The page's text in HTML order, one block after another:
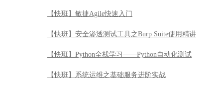
【快班】敏捷Agile快速入门
【快班】安全渗透测试工具之Burp Suite使用精讲
【快班】Python全栈学习——Python自动化测试
【快班】系统运维之基础服务进阶实战